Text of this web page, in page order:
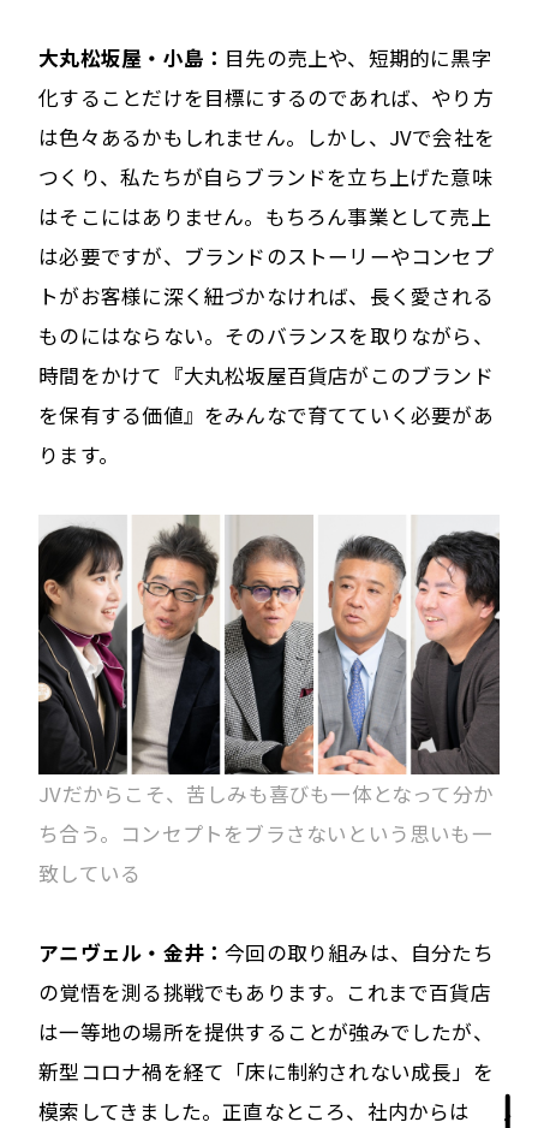
大丸松坂屋・小島： 目先の売上や、短期的に黒字
化することだけを目標にするのであれば、やり方
は色々あるかもしれません。しかし、JVで会社を
つくり、私たちが自らブランドを立ち上げた意味
はそこにはありません。もちろん事業として売上
は必要ですが、ブランドのストーリーやコンセプ
トがお客様に深く紐づかなければ、長く愛される
ものにはならない。そのバランスを取りながら、
時間をかけて『大丸松坂屋百貨店がこのブランド
を保有する価値』をみんなで育てていく必要があ
ります。
JVだからこそ、苦しみも喜びも一体となって分か
ち合う。コンセプトをブラさないという思いも一
致している
アニヴェル・金井：今回の取り組みは、自分たち
の覚悟を測る挑戦でもあります。これまで百貨店
は一等地の場所を提供することが強みでしたが、
新型コロナ禍を経て「床に制約されない成長」を
模索してきました。正直なところ、社内からは